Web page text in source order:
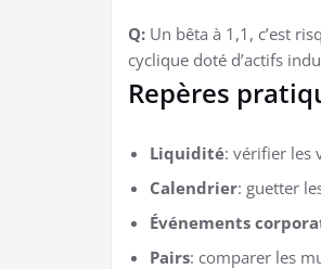
Q: Un bêta à 1,1, c’est
cyclique doté d’actifs
Repères
Liquidité: vérifier les
Calendrier: guetter
Événements
Pairs: comparer les